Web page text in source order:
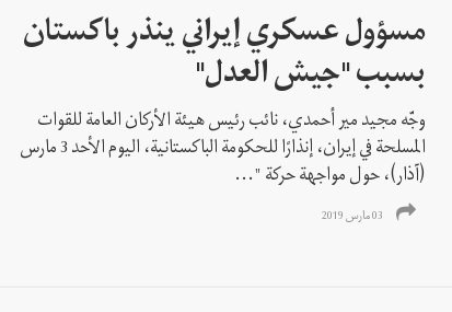
مسؤول عسكري إيراني ينذر باكستان
بسبب "جيش العدل"
وجّه مجيد مير أحمدي، نائب رئيس هيئة الأركان العامة للقوات
المسلحة في إيران، إنذارًا للحكومة الباكستانية، اليوم الأحد 3 مارس
(آذار)، حول مواجهة حركة "...
03 مارس 2019